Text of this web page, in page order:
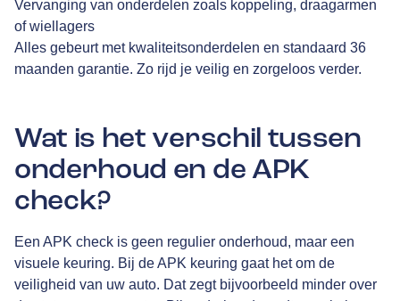
Vervanging van onderdelen zoals koppeling, draagarmen
of wiellagers
Alles gebeurt met kwaliteitsonderdelen en standaard 36
maanden garantie. Zo rijd je veilig en zorgeloos verder.
Wat is het verschil tussen
onderhoud en de APK
check?
Een APK check is geen regulier onderhoud, maar een
visuele keuring. Bij de APK keuring gaat het om de
veiligheid van uw auto. Dat zegt bijvoorbeeld minder over